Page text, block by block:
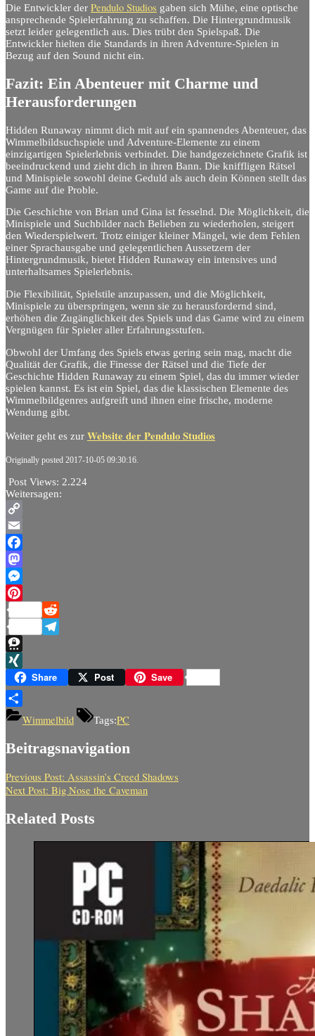
Die Entwickler der Pendulo Studios gaben sich Mühe, eine optische
ansprechende Spielerfahrung zu schaffen. Die Hintergrundmusik
setzt leider gelegentlich aus. Dies trübt den Spielspaß. Die
Entwickler hielten die Standards in ihren Adventure-Spielen in
Bezug auf den Sound nicht ein.
Fazit: Ein Abenteuer mit Charme und
Herausforderungen
Hidden Runaway nimmt dich mit auf ein spannendes Abenteuer, das
Wimmelbildsuchspiele und Adventure-Elemente zu einem
einzigartigen Spielerlebnis verbindet. Die handgezeichnete Grafik ist
beeindruckend und zieht dich in ihren Bann. Die kniffligen Rätsel
und Minispiele sowohl deine Geduld als auch dein Können stellt das
Game auf die Proble.
Die Geschichte von Brian und Gina ist fesselnd. Die Möglichkeit, die
Minispiele und Suchbilder nach Belieben zu wiederholen, steigert
den Wiederspielwert. Trotz einiger kleiner Mängel, wie dem Fehlen
einer Sprachausgabe und gelegentlichen Aussetzern der
Hintergrundmusik, bietet Hidden Runaway ein intensives und
unterhaltsames Spielerlebnis.
Die Flexibilität, Spielstile anzupassen, und die Möglichkeit,
Minispiele zu überspringen, wenn sie zu herausfordernd sind,
erhöhen die Zugänglichkeit des Spiels und das Game wird zu einem
Vergnügen für Spieler aller Erfahrungsstufen.
Obwohl der Umfang des Spiels etwas gering sein mag, macht die
Qualität der Grafik, die Finesse der Rätsel und die Tiefe der
Geschichte Hidden Runaway zu einem Spiel, das du immer wieder
spielen kannst. Es ist ein Spiel, das die klassischen Elemente des
Wimmelbildgenres aufgreift und ihnen eine frische, moderne
Wendung gibt.
Weiter geht es zur Website der Pendulo Studios
Originally posted 2017-10-05 09:30:16.
Post Views: 2.224
Weitersagen:
Copy
Link
Email
Facebook
Mastodon
Messenger
Pinterest
Reddit
Telegram
Threema
XINGShare Post Save
TeilenWimmelbild Tags:PC
Beitragsnavigation
Previous Post: Assassin’s Creed Shadows
Next Post: Big Nose the Caveman
Related Posts